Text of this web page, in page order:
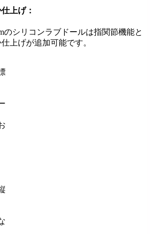
上げ：
のシリコンラブドールは指関節機能と
上げが追加可能です。